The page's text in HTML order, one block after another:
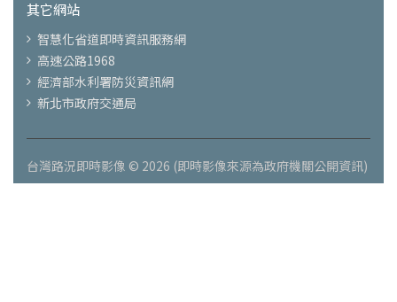
其它網站
智慧化省道即時資訊服務網
高速公路1968
經濟部水利署防災資訊網
新北市政府交通局
台灣路況即時影像 © 2026 (即時影像來源為政府機關公開資訊)